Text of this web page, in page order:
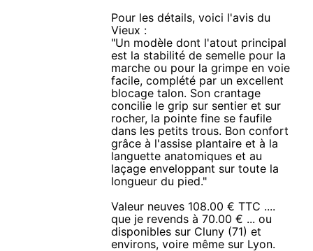
Pour les détails, voici l'avis du
Vieux :
"Un modèle dont l'atout principal
est la stabilité de semelle pour la
marche ou pour la grimpe en voie
facile, complété par un excellent
blocage talon. Son crantage
concilie le grip sur sentier et sur
rocher, la pointe fine se faufile
dans les petits trous. Bon confort
grâce à l'assise plantaire et à la
languette anatomiques et au
laçage enveloppant sur toute la
longueur du pied."
Valeur neuves 108.00 € TTC ....
que je revends à 70.00 € ... ou
disponibles sur Cluny (71) et
environs, voire même sur Lyon.